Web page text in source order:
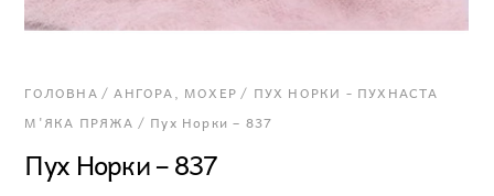
ГОЛОВНА/АНГОРА, МОХЕР / ПУХ НОРКИ - ПУХНАСТА
М'ЯКА ПРЯЖА / Пух Норки – 837
Пух Норки – 837